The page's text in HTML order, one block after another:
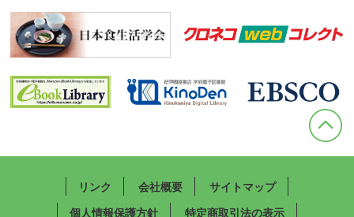
リンク 会社概要
サイトマップ
個人情報保護方針
特定商取引法の表示